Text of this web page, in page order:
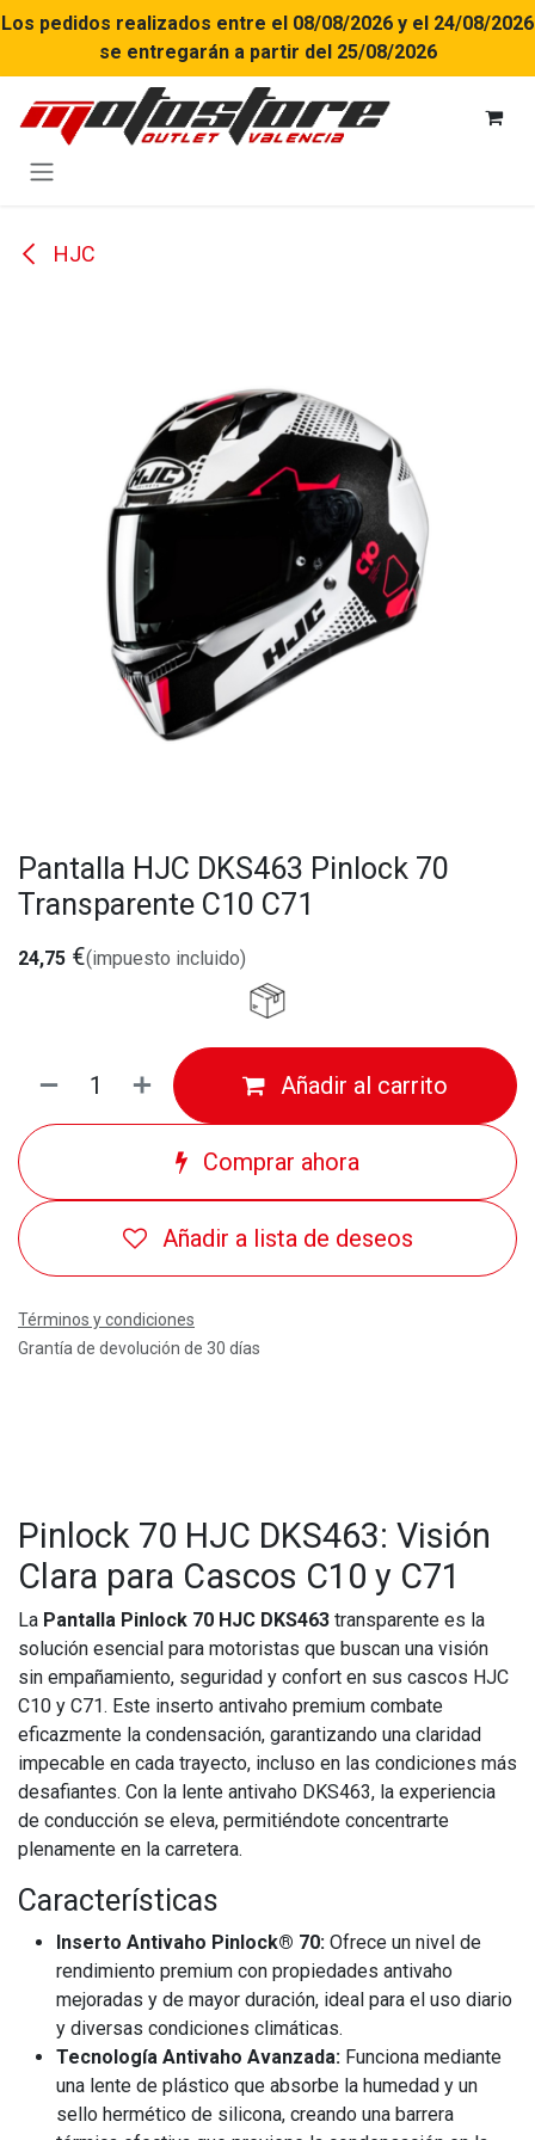
Ir al contenido
Los pedidos realizados entre el 08/08/2026 y el 24/08/2026
se entregarán a partir del 25/08/2026
HJC
Pantalla HJC DKS463 Pinlock 70
Transparente C10 C71
24,75 €(impuesto incluido)
Añadir al carrito
Comprar ahora
Añadir a lista de deseos
Términos y condiciones
Grantía de devolución de 30 días
Pinlock 70 HJC DKS463: Visión
Clara para Cascos C10 y C71
La Pantalla Pinlock 70 HJC DKS463 transparente es la
solución esencial para motoristas que buscan una visión
sin empañamiento, seguridad y confort en sus cascos HJC
C10 y C71. Este inserto antivaho premium combate
eficazmente la condensación, garantizando una claridad
impecable en cada trayecto, incluso en las condiciones más
desafiantes. Con la lente antivaho DKS463, la experiencia
de conducción se eleva, permitiéndote concentrarte
plenamente en la carretera.
Características
Inserto Antivaho Pinlock® 70: Ofrece un nivel de
rendimiento premium con propiedades antivaho
mejoradas y de mayor duración, ideal para el uso diario
y diversas condiciones climáticas.
Tecnología Antivaho Avanzada: Funciona mediante
una lente de plástico que absorbe la humedad y un
sello hermético de silicona, creando una barrera